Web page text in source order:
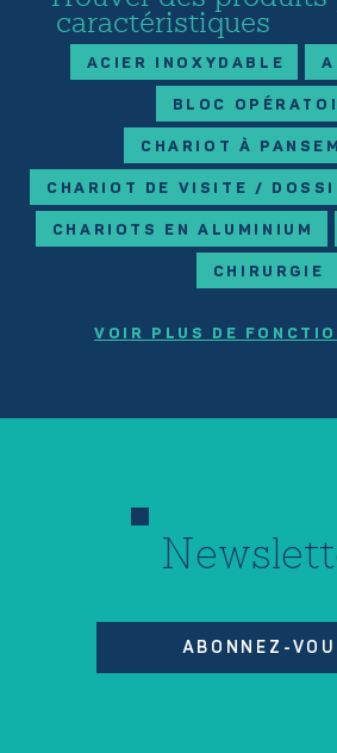
caractéristiques
ACIER INOXYDABLE
BLOC
CHARIOT À
CHARIOT DE VISITE /
CHARIOTS EN ALUMINIUM
CHIRURGIE
VOIR PLUS DE
ABONNEZ-